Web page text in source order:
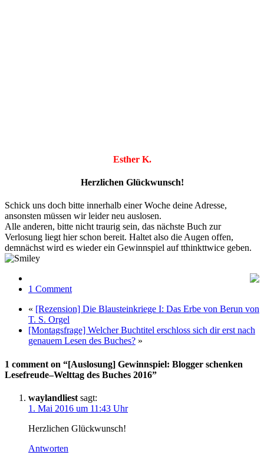
Esther K.
Herzlichen Glückwunsch!
Schick uns doch bitte innerhalb einer Woche deine Adresse,
ansonsten müssen wir leider neu auslosen.
Alle anderen, bitte nicht traurig sein, das nächste Buch zur
Verlosung liegt hier schon bereit. Haltet also die Augen offen,
demnächst wird es wieder ein Gewinnspiel auf tthinkttwice geben.
1 Comment
« [Rezension] Die Blausteinkriege I: Das Erbe von Berun von
T. S. Orgel
[Montagsfrage] Welcher Buchtitel erschloss sich dir erst nach
genauem Lesen des Buches? »
1 comment on “[Auslosung] Gewinnspiel: Blogger schenken
Lesefreude–Welttag des Buches 2016”
waylandliest sagt:
1. Mai 2016 um 11:43 Uhr
Herzlichen Glückwunsch!
Antworten